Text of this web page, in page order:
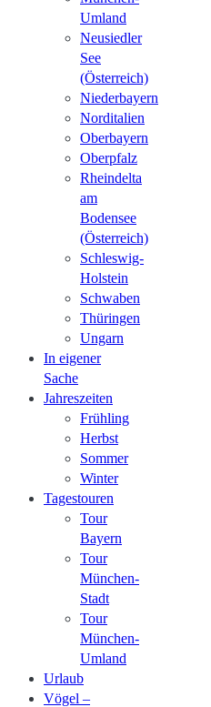
Umland
Neusiedler
See
(Österreich)
Niederbayern
Norditalien
Oberbayern
Oberpfalz
Rheindelta
am
Bodensee
(Österreich)
Schleswig-
Holstein
Schwaben
Thüringen
Ungarn
In eigener
Sache
Jahreszeiten
Frühling
Herbst
Sommer
Winter
Tagestouren
Tour
Bayern
Tour
München-
Stadt
Tour
München-
Umland
Urlaub
Vögel –